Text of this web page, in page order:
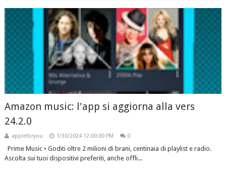
Amazon music: l'app si aggiorna alla vers
24.2.0
appleforyou 1/30/2024 12:00:00 PM 0
Prime Music • Goditi oltre 2 milioni di brani, centinaia di playlist e radio.
Ascolta sui tuoi dispositivi preferiti, anche offli...